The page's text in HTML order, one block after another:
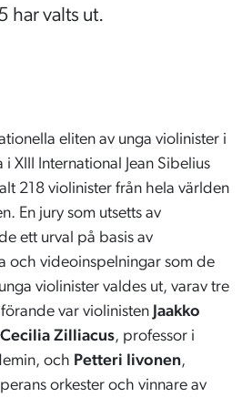
har valts ut.
eliten av unga violinister i
XIII International Jean Sibelius
218 violinister från hela världen
En jury som utsetts av
ett urval på basis av
och videoinspelningar som de
violinister valdes ut, varav tre
var violinisten Jaakko
Cecilia Zilliacus, professor i
och Petteri Iivonen,
orkester och vinnare av